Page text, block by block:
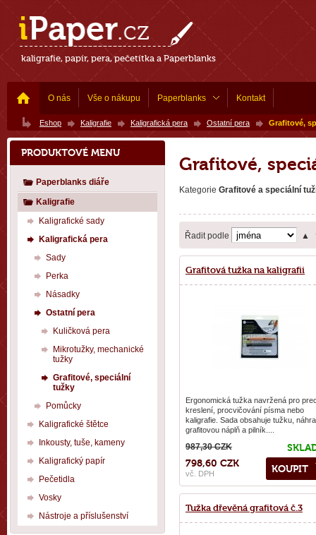
kaligrafie, papír, pera, pečetítka a Paperblanks
O nás Vše o nákupu Paperblanks Kontakt
Eshop Kaligrafie Kaligrafická pera Ostatní pera Grafitové,
Grafitové,
Kategorie Grafitové a speciální
Řadit podle ▲
Grafitová tužka na kaligrafii
Ergonomická tužka navržená pro
kreslení, procvičování písma nebo
kaligrafie. Sada obsahuje tužku,
grafitovou náplň a pilník....
KOUPIT
987,30 CZK
798,60 CZK
vč. DPH
Tužka dřevěná grafitová č.3
PRODUKTOVÉ MENU
Paperblanks diáře
Kaligrafie
Kaligrafické sady
Kaligrafická pera
Sady
Perka
Násadky
Ostatní pera
Kuličková pera
Mikrotužky, mechanické
tužky
Grafitové, speciální
tužky
Pomůcky
Kaligrafické štětce
Inkousty, tuše, kameny
Kaligrafický papír
Pečetidla
Vosky
Nástroje a příslušenství